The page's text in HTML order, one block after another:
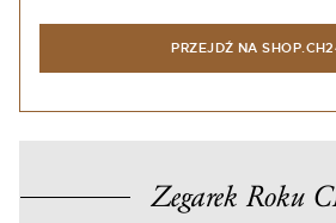
PRZEJDŹ NA
Zegarek Roku